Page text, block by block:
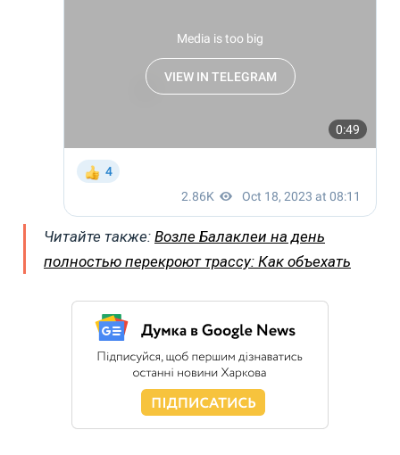
Читайте также: Возле Балаклеи на день
полностью перекроют трассу: Как объехать